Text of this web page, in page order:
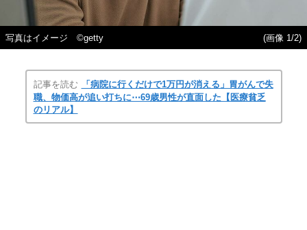
写真はイメージ ©getty (画像 1/2)
記事を読む
「病院に行くだけで1万円が消える」胃がんで失
職、物価高が追い打ちに⋯69歳男性が直面した【医療貧乏
のリアル】